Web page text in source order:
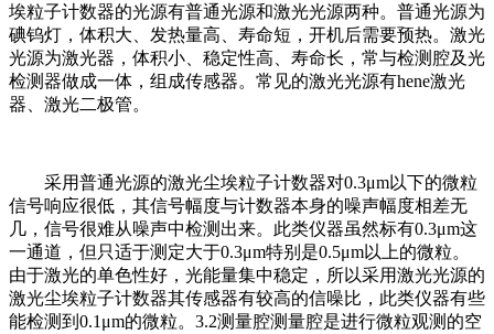
埃粒子计数器的光源有普通光源和激光光源两种。普通光源为
碘钨灯，体积大、发热量高、寿命短，开机后需要预热。激光
光源为激光器，体积小、稳定性高、寿命长，常与检测腔及光
检测器做成一体，组成传感器。常见的激光光源有hene激光
器、激光二极管。
采用普通光源的激光尘埃粒子计数器对0.3μm以下的微粒
信号响应很低，其信号幅度与计数器本身的噪声幅度相差无
几，信号很难从噪声中检测出来。此类仪器虽然标有0.3μm这
一通道，但只适于测定大于0.3μm特别是0.5μm以上的微粒。
由于激光的单色性好，光能量集中稳定，所以采用激光光源的
激光尘埃粒子计数器其传感器有较高的信噪比，此类仪器有些
能检测到0.1μm的微粒。3.2测量腔测量腔是进行微粒观测的空